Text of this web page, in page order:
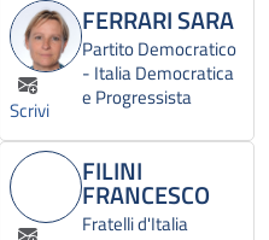
Scrivi
FERRARI SARA
Partito Democratico
- Italia Democratica
e Progressista
FILINI
FRANCESCO
Fratelli d'Italia